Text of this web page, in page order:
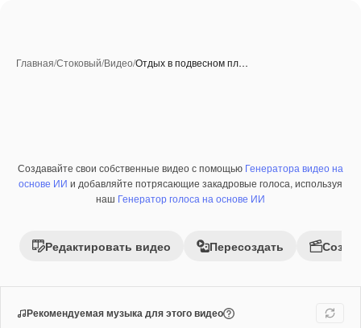
Главная/Стоковый/Видео/Отдых в подвесном пл…
Премиум
Создавайте свои собственные видео с помощью Генератора видео на
основе ИИ и добавляйте потрясающие закадровые голоса, используя
наш Генератор голоса на основе ИИ
Редактировать видео Пересоздать
Рекомендуемая музыка для этого видео